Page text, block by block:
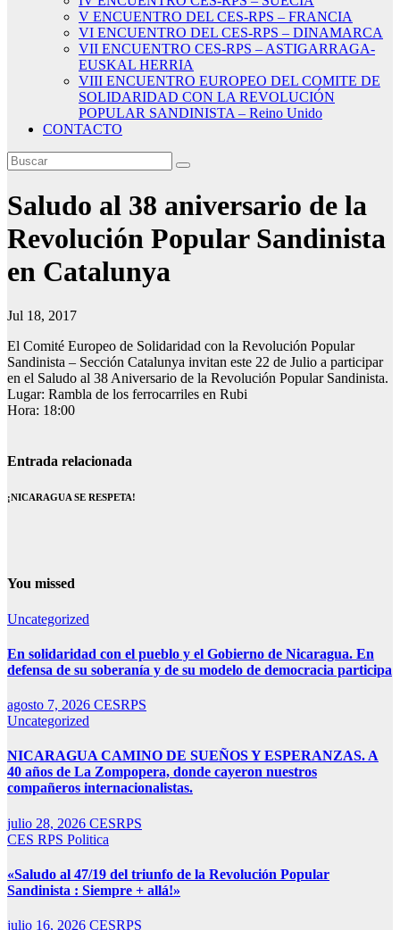
V ENCUENTRO DEL CES-RPS – FRANCIA
VI ENCUENTRO DEL CES-RPS – DINAMARCA
VII ENCUENTRO CES-RPS – ASTIGARRAGA-
EUSKAL HERRIA
VIII ENCUENTRO EUROPEO DEL COMITE DE
SOLIDARIDAD CON LA REVOLUCIÓN
POPULAR SANDINISTA – Reino Unido
CONTACTO
Saludo al 38 aniversario de la
Revolución Popular Sandinista
en Catalunya
Jul 18, 2017
El Comité Europeo de Solidaridad con la Revolución Popular
Sandinista – Sección Catalunya invitan este 22 de Julio a participar
en el Saludo al 38 Aniversario de la Revolución Popular Sandinista.
Lugar: Rambla de los ferrocarriles en Rubi
Hora: 18:00
Entrada relacionada
¡NICARAGUA SE RESPETA!
You missed
Uncategorized
En solidaridad con el pueblo y el Gobierno de Nicaragua. En
defensa de su soberanía y de su modelo de democracia participa
agosto 7, 2026 CESRPS
Uncategorized
NICARAGUA CAMINO DE SUEÑOS Y ESPERANZAS. A
40 años de La Zompopera, donde cayeron nuestros
compañeros internacionalistas.
julio 28, 2026 CESRPS
CES RPS Politica
«Saludo al 47/19 del triunfo de la Revolución Popular
Sandinista : Siempre + allá!»
julio 16, 2026 CESRPS